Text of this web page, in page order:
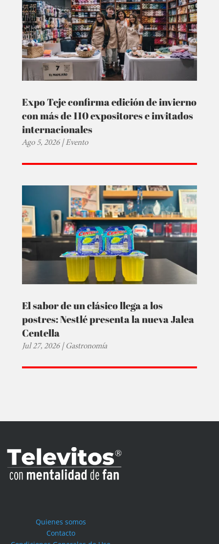
Expo Teje confirma edición de invierno
con más de 110 expositores e invitados
internacionales
Ago 5, 2026|Evento
El sabor de un clásico llega a los
postres: Nestlé presenta la nueva Jalea
Centella
Jul 27, 2026|Gastronomía
Quienes somos
Contacto